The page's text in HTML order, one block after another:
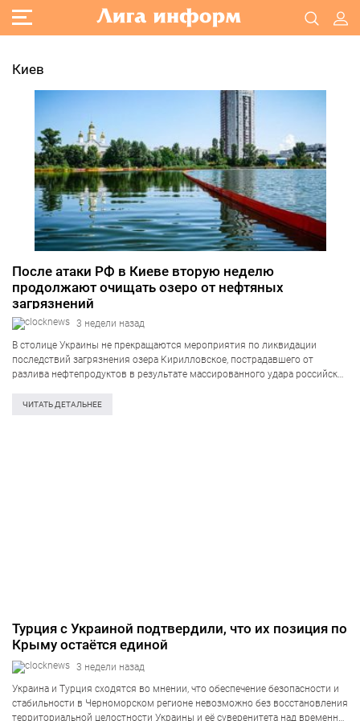
Киев
После атаки РФ в Киеве вторую неделю
продолжают очищать озеро от нефтяных
загрязнений
3 недели назад
В столице Украины не прекращаются мероприятия по ликвидации
последствий загрязнения озера Кирилловское, пострадавшего от
разлива нефтепродуктов в результате массированного удара российских
государственной администрации (КГГА) в четверг, 1 июля,
ЧИТАТЬ ДЕТАЛЬНЕЕ
Турция с Украиной подтвердили, что их позиция по
Крыму остаётся единой
3 недели назад
Украина и Турция сходятся во мнении, что обеспечение безопасности и
стабильности в Черноморском регионе невозможно без восстановления
территориальной целостности Украины и её суверенитета над временно